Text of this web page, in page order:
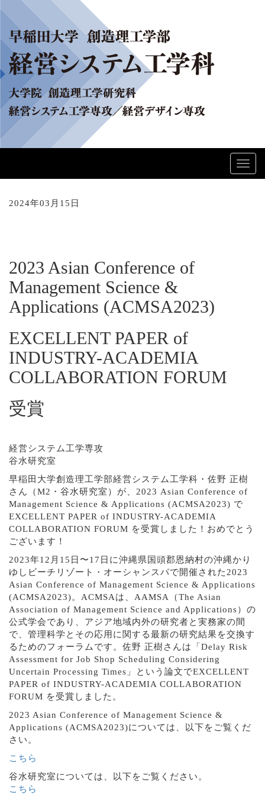
2024年03月15日
2023 Asian Conference of
Management Science &
Applications (ACMSA2023)
EXCELLENT PAPER of
INDUSTRY-ACADEMIA
COLLABORATION FORUM
受賞
経営システム工学専攻
谷水研究室
早稲田大学創造理工学部経営システム工学科・佐野 正樹
さん（M2・谷水研究室）が、2023 Asian Conference of
Management Science & Applications (ACMSA2023) で
EXCELLENT PAPER of INDUSTRY-ACADEMIA
COLLABORATION FORUM を受賞しました！おめでとう
ございます！
2023年12月15日〜17日に沖縄県国頭郡恩納村の沖縄かり
ゆしビーチリゾート・オーシャンスパで開催された2023
Asian Conference of Management Science & Applications
(ACMSA2023)。ACMSAは、AAMSA（The Asian
Association of Management Science and Applications）の
公式学会であり、アジア地域内外の研究者と実務家の間
で、管理科学とその応用に関する最新の研究結果を交換す
るためのフォーラムです。佐野 正樹さんは「Delay Risk
Assessment for Job Shop Scheduling Considering
Uncertain Processing Times」という論文でEXCELLENT
PAPER of INDUSTRY-ACADEMIA COLLABORATION
FORUM を受賞しました。
2023 Asian Conference of Management Science &
Applications (ACMSA2023)については、以下をご覧くだ
さい。
こちら
谷水研究室については、以下をご覧ください。
こちら